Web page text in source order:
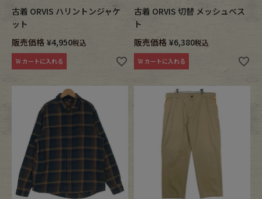
メンズ商品カテゴリーから探す
Tops Outer
Bottoms Fafatt
レディース商品カテゴリーから探す
Outer One Piece
古着 ORVIS ハリントンジャケ
ット
販売価格 ¥4,950税込
カートに入れる
古着 ORVIS 切替 メッシュベス
ト
販売価格 ¥6,380税込
カートに入れる